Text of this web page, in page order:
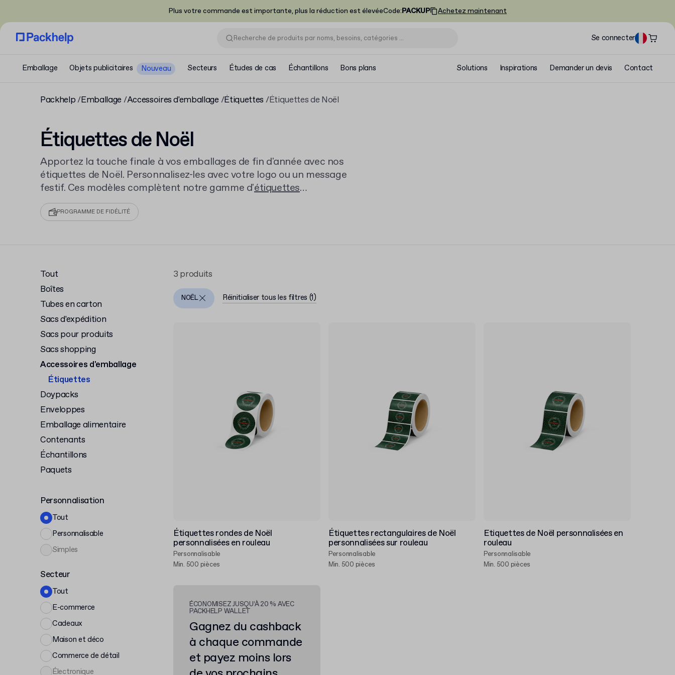
Plus votre commande est importante, plus la réduction est élevéeCode:PACKUP Achetez maintenant
Se connecter
Emballage Objets publicitaires Nouveau Secteurs Études de cas Échantillons Bons plans Solutions Inspirations Demander un devis Contact
Packhelp Emballage Accessoires d'emballage Étiquettes Étiquettes de Noël
Étiquettes de Noël
Apportez la touche finale à vos emballages de fin d'année avec nos
étiquettes de Noël. Personnalisez-les avec votre logo ou un message
festif. Ces modèles complètent notre gamme d'étiquettes
autocollanteset s'intègrent à tous vos besoins d'emballage pour les
fêtes.PROGRAMME DE FIDÉLITÉ
Tout
Boîtes
Tubes en carton
Sacs d'expédition
Sacs pour produits
Sacs shopping
Accessoires d'emballage
Étiquettes
Doypacks
Enveloppes
Emballage alimentaire
Contenants
Échantillons
Paquets
Personnalisation
Tout
Personnalisable
Simples
Secteur
Tout
E-commerce
Cadeaux
Maison et déco
Commerce de détail
Électronique
3 produits
NOËL Réinitialiser tous les filtres (1)
Étiquettes rondes de Noël
personnalisées en rouleau
Personnalisable
Min. 500 pièces
Étiquettes rectangulaires de Noël
personnalisées sur rouleau
Personnalisable
Min. 500 pièces
Etiquettes de Noël personnalisées en
rouleau
Personnalisable
Min. 500 pièces
ÉCONOMISEZ JUSQU’À 20 % AVEC
PACKHELP WALLET
Gagnez du cashback
à chaque commande
et payez moins lors